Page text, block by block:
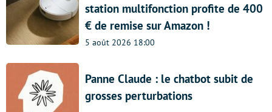
station multifonction profite de 400
€ de remise sur Amazon !
5 août 2026 18:00
Panne Claude : le chatbot subit de
grosses perturbations